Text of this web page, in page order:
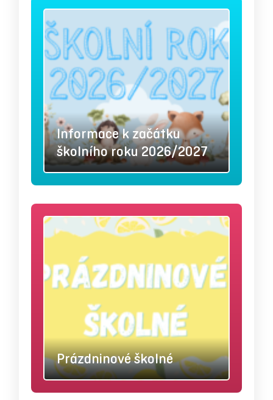
Informace k začátku
školního roku 2026/2027
Prázdninové školné